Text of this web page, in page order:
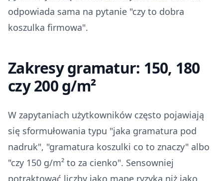
odpowiada sama na pytanie "czy to dobra
koszulka firmowa".
Zakresy gramatur: 150, 180
czy 200 g/m²
W zapytaniach użytkowników często pojawiają
się sformułowania typu "jaka gramatura pod
nadruk", "gramatura koszulki co to znaczy" albo
"czy 150 g/m² to za cienko". Sensowniej
potraktować liczby jako mapę ryzyka niż jako